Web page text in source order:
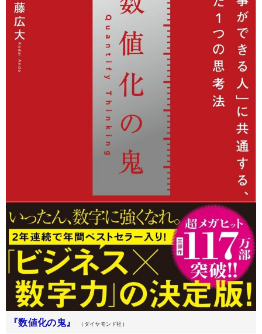
『数値化の鬼』 （ダイヤモンド社）